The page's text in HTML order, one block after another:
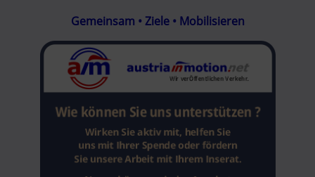
Gemeinsam • Ziele • Mobilisieren